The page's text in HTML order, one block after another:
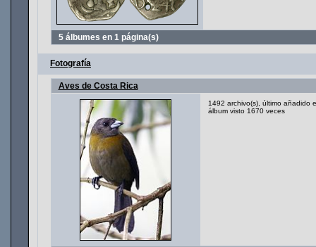
5 álbumes en 1 página(s)
Fotografía
Aves de Costa Rica
1492 archivo(s), último añadido
álbum visto 1670 veces